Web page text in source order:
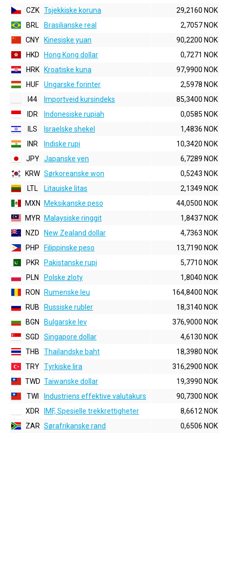
CZK Tsjekkiske koruna
29,2160 NOK
BRL
Brasilianske real
2,7057 NOK
CNY
Kinesiske yuan
90,2200 NOK
HKD
Hong Kong dollar
0,7271 NOK
HRK
Kroatiske kuna
97,9900 NOK
HUF
Ungarske forinter
2,5978 NOK
I44
Importveid kursindeks
85,3400 NOK
IDR
Indonesiske rupiah
0,0585 NOK
ILS
Israelske shekel
1,4836 NOK
INR
Indiske rupi
10,3420 NOK
JPY Japanske yen
6,7289 NOK
KRW Sørkoreanske won
0,5243 NOK
LTL
Litauiske litas
2,1349 NOK
MXN
Meksikanske peso
44,0500 NOK
MYR
Malaysiske ringgit
1,8437 NOK
NZD
New Zealand dollar
4,7363 NOK
PHP
Filippinske peso
13,7190 NOK
PKR
Pakistanske rupi
5,7710 NOK
PLN
Polske zloty
1,8040 NOK
RON
Rumenske leu
164,8400 NOK
RUB
Russiske rubler
18,3140 NOK
BGN
Bulgarske lev
376,9000 NOK
SGD
Singapore dollar
4,6130 NOK
THB
Thailandske baht
18,3980 NOK
TRY Tyrkiske lira
316,2900 NOK
TWD Taiwanske dollar
19,3990 NOK
TWI
Industriens effektive valutakurs
90,7300 NOK
XDR
IMF, Spesielle trekkrettigheter
8,6612 NOK
ZAR Sørafrikanske rand 0,6506 NOK